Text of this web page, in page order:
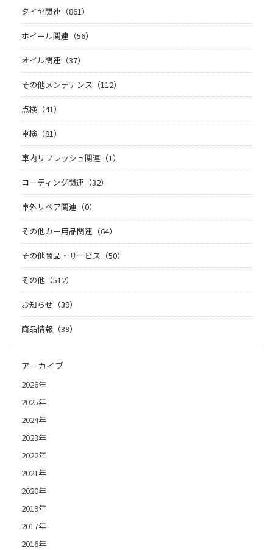
タイヤ関連（861）
ホイール関連（56）
オイル関連（37）
その他メンテナンス（112）
点検（41）
車検（81）
車内リフレッシュ関連（1）
コーティング関連（32）
車外リペア関連（0）
その他カー用品関連（64）
その他商品・サービス（50）
その他（512）
お知らせ（39）
商品情報（39）
アーカイブ
2026年
2025年
2024年
2023年
2022年
2021年
2020年
2019年
2017年
2016年